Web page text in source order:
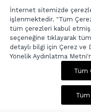
6.399,00
ETBIS
Copyright © 2026,
Tüm
İnternet sitemizde
işlenmektedir. "Tüm
tüm çerezleri kabul etmiş
seçeneğine tıklayarak
detaylı bilgi için Çerez ve
Yönelik Aydınlatma